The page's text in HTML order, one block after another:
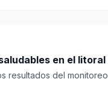
en el
resultados del